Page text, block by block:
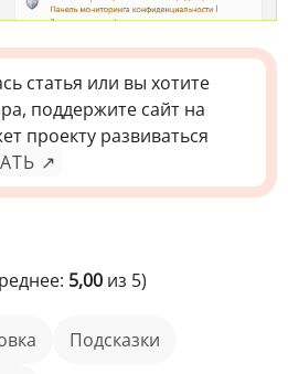
статья или вы хотите
поддержите сайт на
проекту развиваться
↗
5,00 из 5)
подсказки